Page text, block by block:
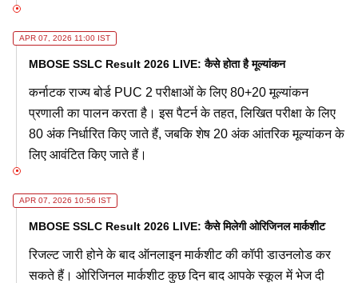
APR 07, 2026 11:00 IST
MBOSE SSLC Result 2026 LIVE: कैसे होता है मूल्यांकन
कर्नाटक राज्य बोर्ड PUC 2 परीक्षाओं के लिए 80+20 मूल्यांकन
प्रणाली का पालन करता है। इस पैटर्न के तहत, लिखित परीक्षा के लिए
80 अंक निर्धारित किए जाते हैं, जबकि शेष 20 अंक आंतरिक मूल्यांकन के
लिए आवंटित किए जाते हैं।
APR 07, 2026 10:56 IST
MBOSE SSLC Result 2026 LIVE: कैसे मिलेगी ओरिजिनल मार्कशीट
रिजल्ट जारी होने के बाद ऑनलाइन मार्कशीट की कॉपी डाउनलोड कर
सकते हैं। ओरिजिनल मार्कशीट कुछ दिन बाद आपके स्कूल में भेज दी